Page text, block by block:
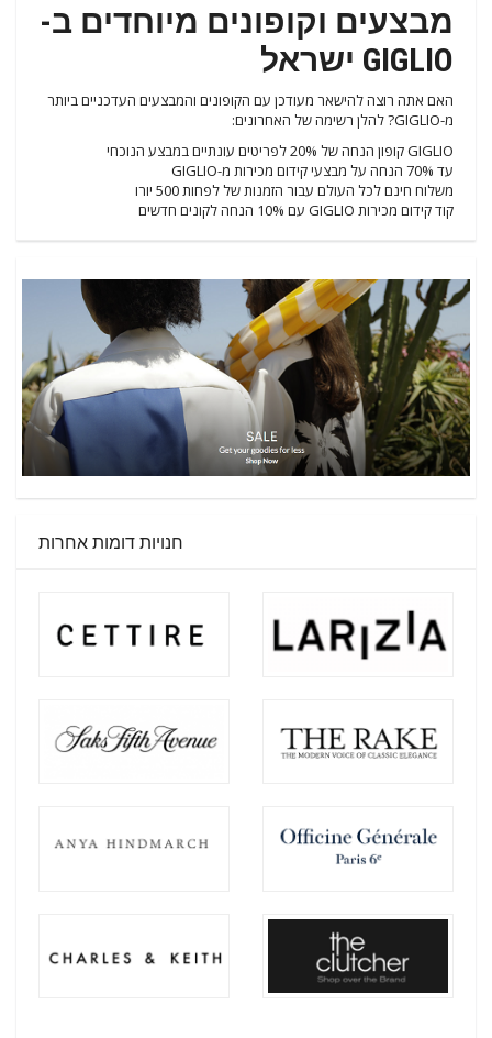
מבצעים וקופונים מיוחדים ב-
GIGLIO ישראל
האם אתה רוצה להישאר מעודכן עם הקופונים והמבצעים העדכניים ביותר
מ-GIGLIO? להלן רשימה של האחרונים:
GIGLIO קופון הנחה של 20% לפריטים עונתיים במבצע הנוכחי
עד 70% הנחה על מבצעי קידום מכירות מ-GIGLIO
משלוח חינם לכל העולם עבור הזמנות של לפחות 500 יורו
קוד קידום מכירות GIGLIO עם 10% הנחה לקונים חדשים
חנויות דומות אחרות